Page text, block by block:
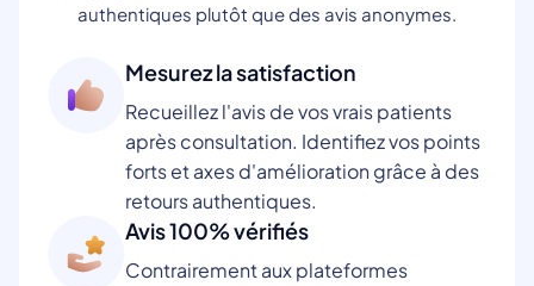
authentiques plutôt que des avis anonymes.
Mesurez la satisfaction
Recueillez l'avis de vos vrais patients
après consultation. Identifiez vos points
forts et axes d'amélioration grâce à des
retours authentiques.
Avis 100% vérifiés
Contrairement aux plateformes